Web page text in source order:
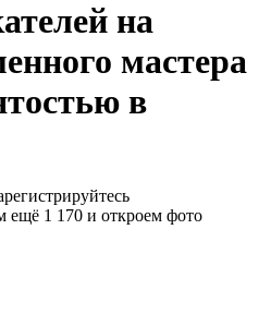
на
мастера
в
ещё 1 170 и откроем фото